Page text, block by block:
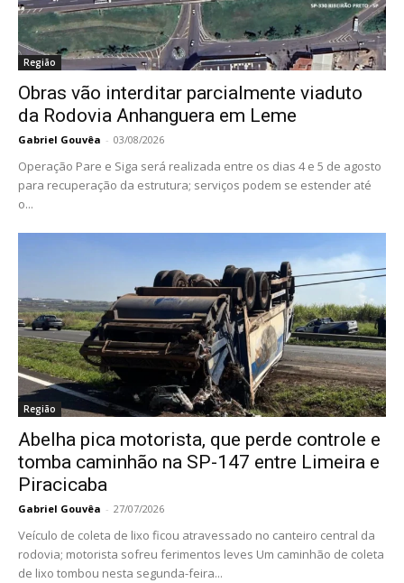
Região
Obras vão interditar parcialmente viaduto
da Rodovia Anhanguera em Leme
Gabriel Gouvêa - 03/08/2026
Operação Pare e Siga será realizada entre os dias 4 e 5 de agosto
para recuperação da estrutura; serviços podem se estender até
o...
Região
Abelha pica motorista, que perde controle e
tomba caminhão na SP-147 entre Limeira e
Piracicaba
Gabriel Gouvêa - 27/07/2026
Veículo de coleta de lixo ficou atravessado no canteiro central da
rodovia; motorista sofreu ferimentos leves Um caminhão de coleta
de lixo tombou nesta segunda-feira...